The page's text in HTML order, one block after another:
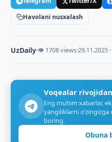
Havolani nusxalash
UzDaily·👁 1708 views·29.11.2025
Voqealar
Eng muhim xabarlar,
yangiliklarni
boring.
Obuna